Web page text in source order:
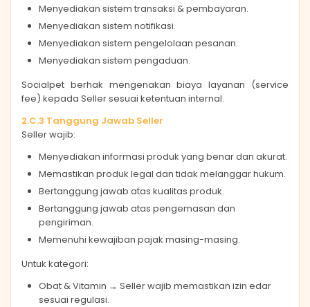
Menyediakan sistem transaksi & pembayaran.
Menyediakan sistem notifikasi.
Menyediakan sistem pengelolaan pesanan.
Menyediakan sistem pengaduan.
Socialpet berhak mengenakan biaya layanan (service
fee) kepada Seller sesuai ketentuan internal.
2.C.3 Tanggung Jawab Seller
Seller wajib:
Menyediakan informasi produk yang benar dan akurat.
Memastikan produk legal dan tidak melanggar hukum.
Bertanggung jawab atas kualitas produk.
Bertanggung jawab atas pengemasan dan
pengiriman.
Memenuhi kewajiban pajak masing-masing.
Untuk kategori:
Obat & Vitamin → Seller wajib memastikan izin edar
sesuai regulasi.